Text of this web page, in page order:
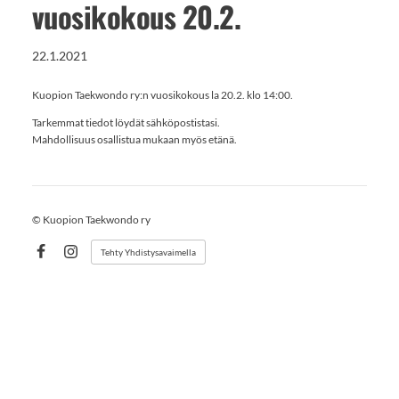
vuosikokous 20.2.
22.1.2021
Kuopion Taekwondo ry:n vuosikokous la 20.2. klo 14:00.
Tarkemmat tiedot löydät sähköpostistasi.
Mahdollisuus osallistua mukaan myös etänä.
© Kuopion Taekwondo ry
Instagram
Tehty Yhdistysavaimella